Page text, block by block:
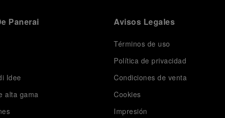
Panerai
Idee
alta gama
Avisos Legales
Términos de uso
Política de privacidad
Condiciones de venta
Cookies
Impresión